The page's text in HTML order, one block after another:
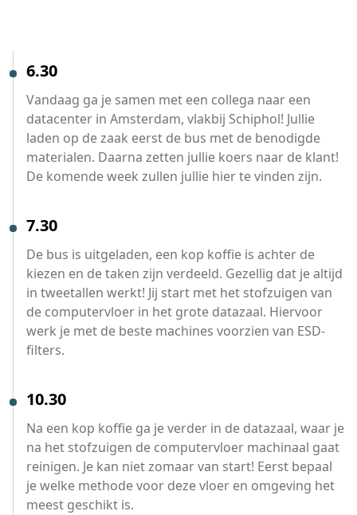
6.30
Vandaag ga je samen met een collega naar een
datacenter in Amsterdam, vlakbij Schiphol! Jullie
laden op de zaak eerst de bus met de benodigde
materialen. Daarna zetten jullie koers naar de klant!
De komende week zullen jullie hier te vinden zijn.
7.30
De bus is uitgeladen, een kop koffie is achter de
kiezen en de taken zijn verdeeld. Gezellig dat je altijd
in tweetallen werkt! Jij start met het stofzuigen van
de computervloer in het grote datazaal. Hiervoor
werk je met de beste machines voorzien van ESD-
filters.
10.30
Na een kop koffie ga je verder in de datazaal, waar je
na het stofzuigen de computervloer machinaal gaat
reinigen. Je kan niet zomaar van start! Eerst bepaal
je welke methode voor deze vloer en omgeving het
meest geschikt is.